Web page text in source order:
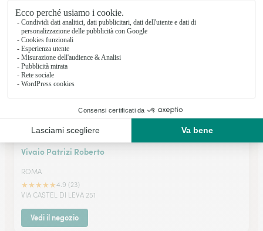
Via Casilina 1070 A/B
Vedi il negozio
Vivaio Patrizi Roberto
ROMA
★★★★★4.9 (23)
VIA CASTEL DI LEVA 251
Vedi il negozio